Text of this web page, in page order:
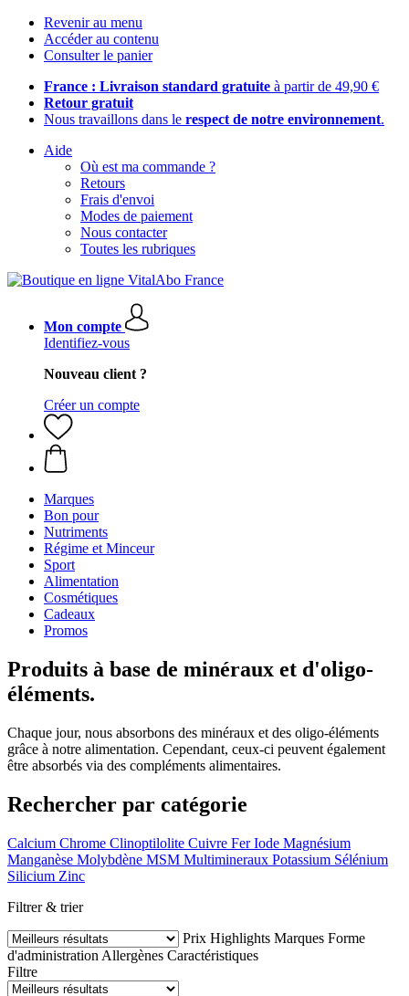
Revenir au menu
Accéder au contenu
Consulter le panier
France : Livraison standard gratuite à partir de 49,90 €
Retour gratuit
Nous travaillons dans le respect de notre environnement.
Aide
Où est ma commande ?
Retours
Frais d'envoi
Modes de paiement
Nous contacter
Toutes les rubriques
Mon compte
Identifiez-vous
Nouveau client ?
Créer un compte
Marques
Bon pour
Nutriments
Régime et Minceur
Sport
Alimentation
Cosmétiques
Cadeaux
Promos
Produits à base de minéraux et d'oligo-
éléments.
Chaque jour, nous absorbons des minéraux et des oligo-éléments
grâce à notre alimentation. Cependant, ceux-ci peuvent également
être absorbés via des compléments alimentaires.
Rechercher par catégorie
Calcium Chrome Clinoptilolite Cuivre Fer Iode Magnésium
Manganèse Molybdène MSM Multimineraux Potassium Sélénium
Silicium Zinc
Filtrer & trier
Prix Highlights Marques Forme
d'administration Allergènes Caractéristiques
Filtre